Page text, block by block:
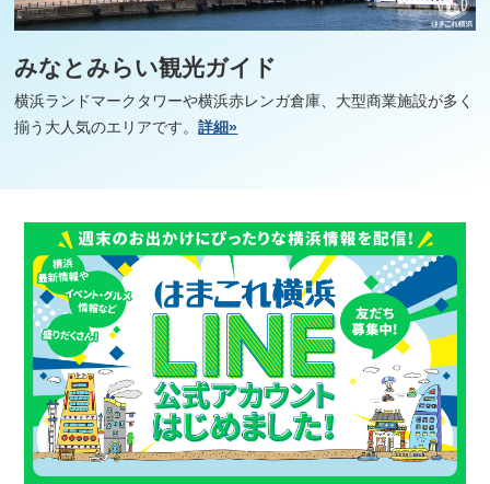
みなとみらい観光ガイド
横浜ランドマークタワーや横浜赤レンガ倉庫、大型商業施設が多く
揃う大人気のエリアです。詳細»